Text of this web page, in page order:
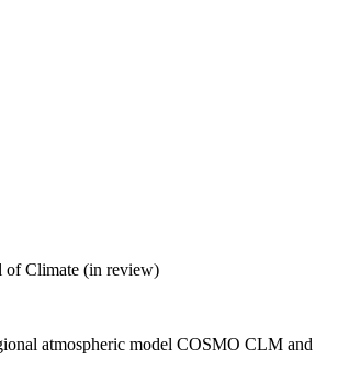
of Climate (in review)
atmospheric model COSMO CLM and